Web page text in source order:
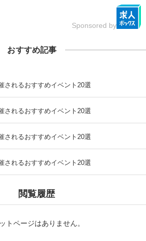
Sponsored by
おすすめ記事
されるおすすめイベント20選
されるおすすめイベント20選
されるおすすめイベント20選
されるおすすめイベント20選
閲覧履歴
トページはありません。